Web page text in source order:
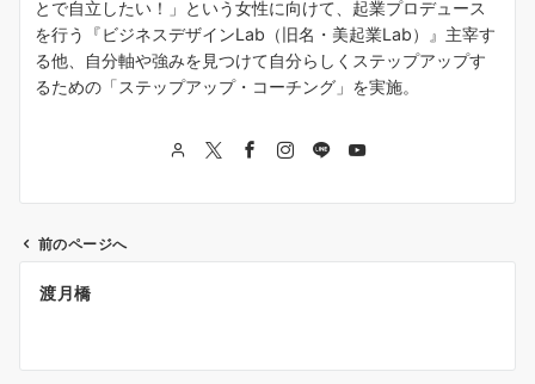
とで自立したい！」という女性に向けて、起業プロデュース
を行う『ビジネスデザインLab（旧名・美起業Lab）』主宰す
る他、自分軸や強みを見つけて自分らしくステップアップす
るための「ステップアップ・コーチング」を実施。
投
前のページへ
渡月橋